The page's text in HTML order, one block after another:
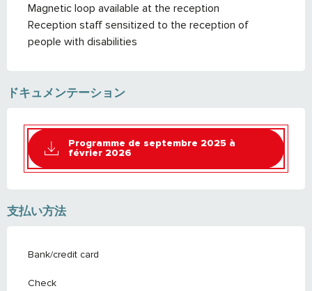
Magnetic loop available at the reception
Reception staff sensitized to the reception of
people with disabilities
ドキュメンテーション
Programme de septembre 2025 à
février 2026
支払い方法
Bank/credit card
Check